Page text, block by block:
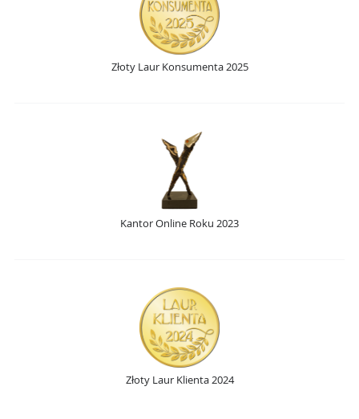
Złoty Laur Konsumenta 2025
Kantor Online Roku 2023
Złoty Laur Klienta 2024